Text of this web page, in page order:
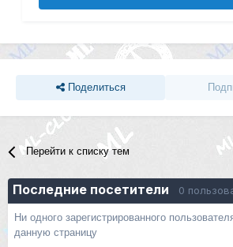
Поделиться
Перейти к списку тем
Последние посетители 0
Ни одного зарегистрированного
данную страницу